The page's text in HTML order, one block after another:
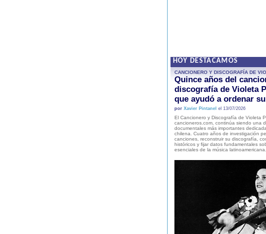
HOY DESTACAMOS
CANCIONERO Y DISCOGRAFÍA DE
Quince años del
discografía de Violeta
que ayudó a ordenar
por Xavier Pintanel el 13/07/2026
El Cancionero y Discografía de Violeta
cancioneros.com, continúa siendo una
documentales más importantes
chilena. Cuatro años de investigación
canciones, reconstruir su discografía,
históricos y fijar datos fundamentales
esenciales de la música latinoamericana.